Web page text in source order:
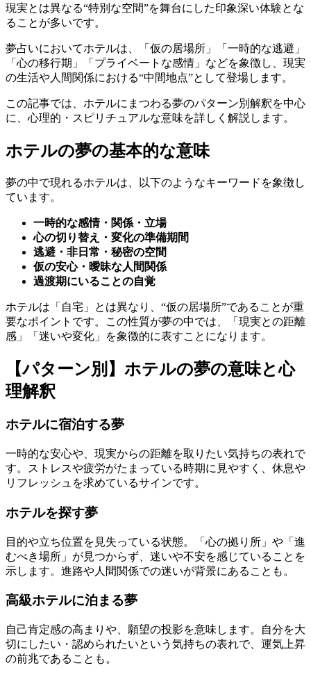
現実とは異なる“特別な空間”を舞台にした印象深い体験とな
ることが多いです。
夢占いにおいてホテルは、「仮の居場所」「一時的な逃避」
「心の移行期」「プライベートな感情」などを象徴し、現実
の生活や人間関係における“中間地点”として登場します。
この記事では、ホテルにまつわる夢のパターン別解釈を中心
に、心理的・スピリチュアルな意味を詳しく解説します。
ホテルの夢の基本的な意味
夢の中で現れるホテルは、以下のようなキーワードを象徴し
ています。
一時的な感情・関係・立場
心の切り替え・変化の準備期間
逃避・非日常・秘密の空間
仮の安心・曖昧な人間関係
過渡期にいることの自覚
ホテルは「自宅」とは異なり、“仮の居場所”であることが重
要なポイントです。この性質が夢の中では、「現実との距離
感」「迷いや変化」を象徴的に表すことになります。
【パターン別】ホテルの夢の意味と心
理解釈
ホテルに宿泊する夢
一時的な安心や、現実からの距離を取りたい気持ちの表れで
す。ストレスや疲労がたまっている時期に見やすく、休息や
リフレッシュを求めているサインです。
ホテルを探す夢
目的や立ち位置を見失っている状態。「心の拠り所」や「進
むべき場所」が見つからず、迷いや不安を感じていることを
示します。進路や人間関係での迷いが背景にあることも。
高級ホテルに泊まる夢
自己肯定感の高まりや、願望の投影を意味します。自分を大
切にしたい・認められたいという気持ちの表れで、運気上昇
の前兆であることも。